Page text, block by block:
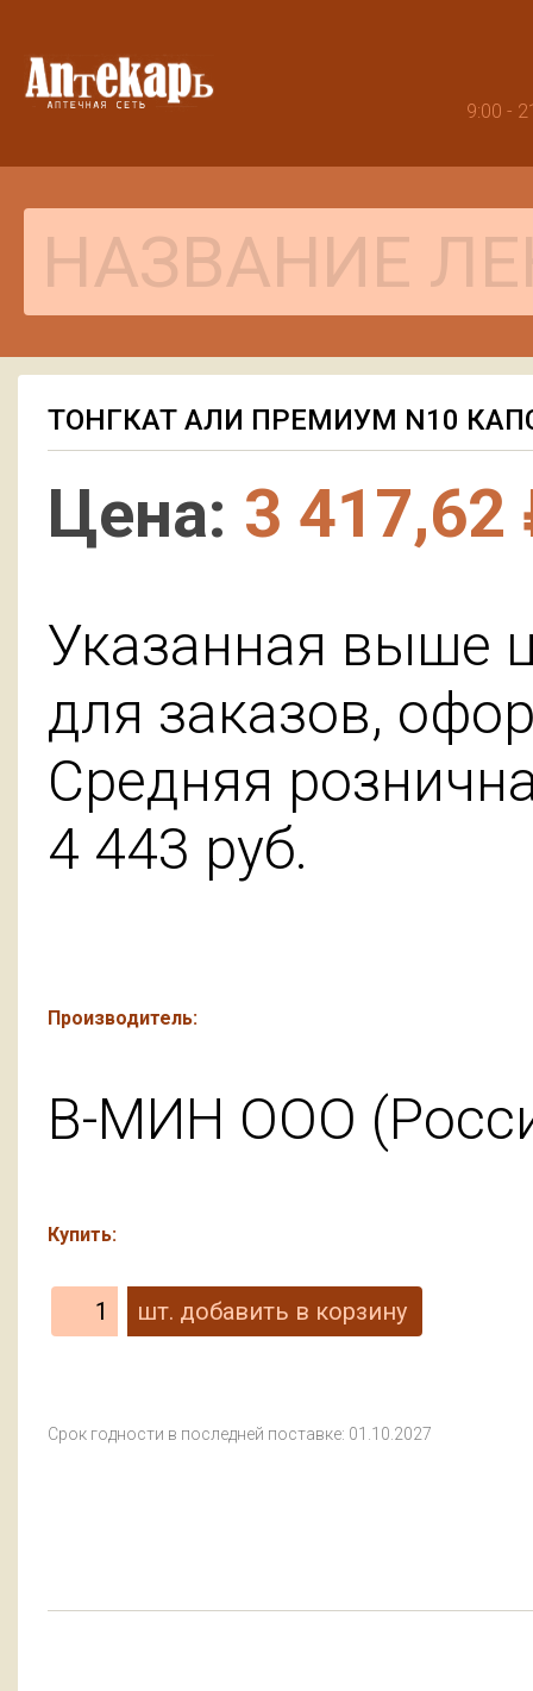
9:00 -
ТОНГКАТ АЛИ ПРЕМИУМ N10
Цена: 3 417,62
Указанная выше
для заказов,
Средняя
4 443 руб.
Производитель:
В-МИН ООО
Купить:
Срок годности в последней поставке: 01.10.2027